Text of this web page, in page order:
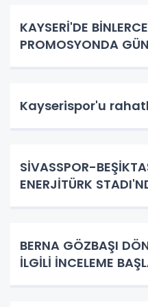
KAYSERİ'DE
PROMOSYONDA
Kayserispor'u
SİVASSPOR-
ENERJİTÜRK
BERNA GÖZBAŞI
İLGİLİ İNCELEME